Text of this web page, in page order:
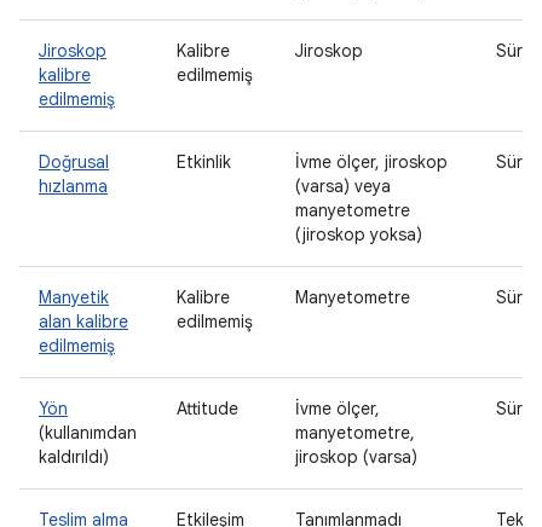
Jiroskop
kalibre
edilmemiş
Kalibre
edilmemiş
Jiroskop
Doğrusal
hızlanma
Etkinlik
İvme ölçer, jiroskop
(varsa) veya
manyetometre
(jiroskop yoksa)
Manyetik
alan kalibre
edilmemiş
Kalibre
edilmemiş
Manyetometre
Yön
(kullanımdan
kaldırıldı)
Attitude
İvme ölçer,
manyetometre,
jiroskop (varsa)
Teslim alma Etkileşim Tanımlanmadı Tek